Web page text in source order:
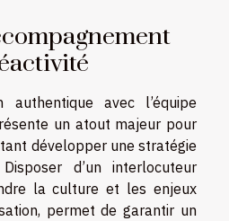
authentique avec l’équipe
un atout majeur pour
développer une stratégie
d’un interlocuteur
la culture et les enjeux
permet de garantir un